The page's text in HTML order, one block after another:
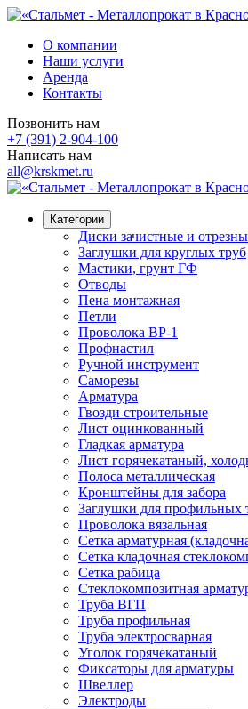
О компании
Наши услуги
Аренда
Контакты
Позвонить нам
+7 (391) 2-904-100
Написать нам
all@krskmet.ru
Категории
Диски зачистные и
Заглушки для круглых труб
Мастики, грунт ГФ
Отводы
Пена монтажная
Петли
Проволока ВР-1
Профнастил
Ручной инструмент
Саморезы
Арматура
Гвозди строительные
Лист оцинкованный
Гладкая арматура
Лист горячекатаный,
Полоса металлическая
Кронштейны для забора
Заглушки для профильных
Проволока вязальная
Сетка арматурная
Сетка кладочная
Сетка рабица
Стеклокомпозитная
Труба ВГП
Труба профильная
Труба электросварная
Уголок горячекатаный
Фиксаторы для арматуры
Швеллер
Электроды